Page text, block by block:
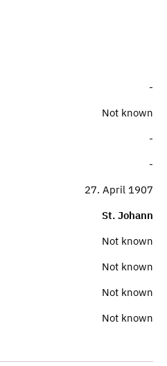
-
Not known
-
-
27. April 1907
St. Johann
Not known
Not known
Not known
Not known